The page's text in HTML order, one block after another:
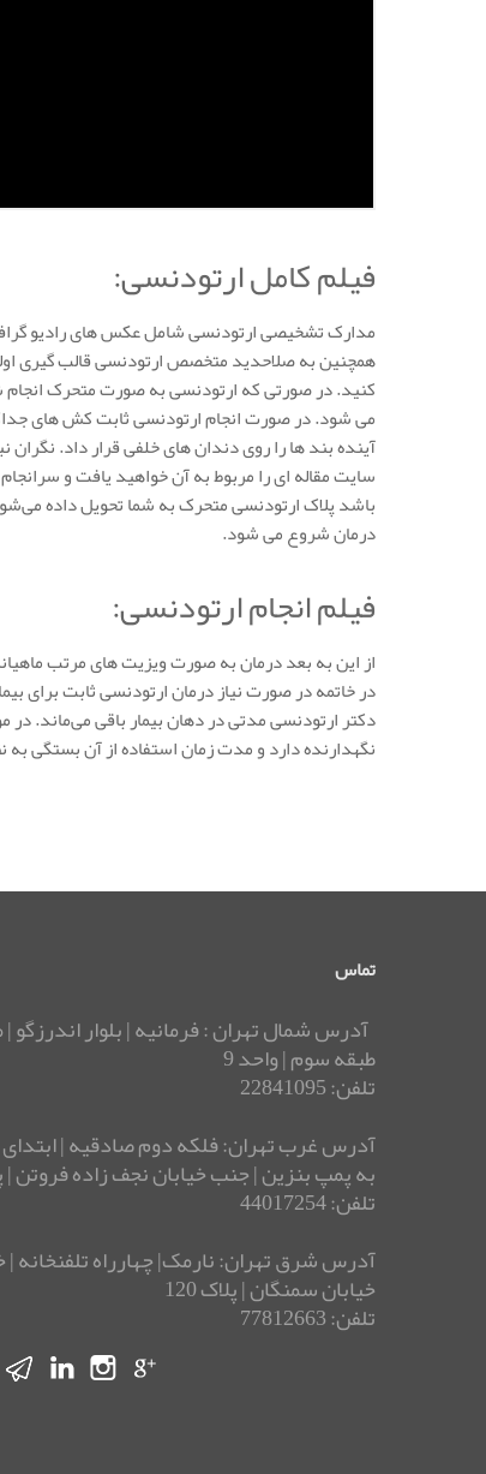
فیلم کامل ارتودنسی:
همچنین به صلاحدید متخصص ارتودنسی قالب گیری
کنید. در صورتی که ارتودنسی به صورت متحرک انجام
می شود. در صورت انجام ارتودنسی ثابت کش های
آینده بند ها را روی دندان های خلفی قرار داد.
سایت مقاله ای را مربوط به آن خواهید یافت و
باشد پلاک ارتودنسی متحرک به شما تحویل داده
درمان شروع می شود.
فیلم انجام ارتودنسی:
از این به بعد درمان به صورت ویزیت های مرتب
در خاتمه در صورت نیاز درمان ارتودنسی ثابت برای
دکتر ارتودنسی مدتی در دهان بیمار باقی می‌ماند.
نگهدارنده دارد و مدت زمان استفاده از آن بستگی
تماس
آدرس شمال تهران : فرمانیه | بلوار
طبقه سوم | واحد 9
تلفن: 22841095
آدرس غرب تهران: فلکه دوم صادقیه | ابتدای
به پمپ بنزین | جنب خیابان نجف زاده فروتن | پلاک 13 | ساختمان
تلفن: 44017254
خیابان سمنگان | پلاک 120
تلفن: 77812663